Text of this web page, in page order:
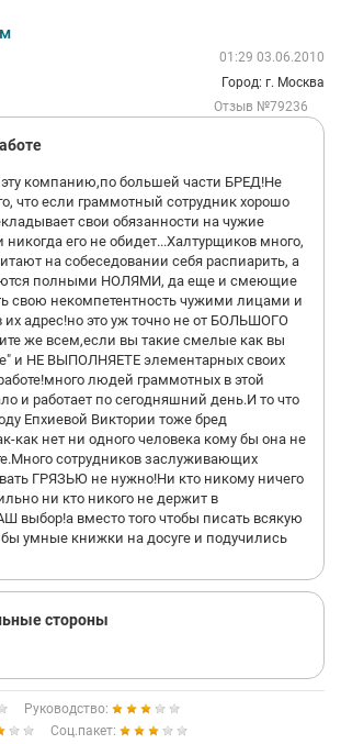
01:29 03.06.2010
Город: г. Москва
Отзыв №79236
эту компанию,по большей части БРЕД!Не
что если граммотный сотрудник хорошо
свои обязанности на чужие
никогда его не обидет...Халтурщиков много,
на собеседовании себя распиарить, а
полными НОЛЯМИ, да еще и смеющие
свою некомпетентность чужими лицами и
адрес!но это уж точно не от БОЛЬШОГО
же всем,если вы такие смелые как вы
и НЕ ВЫПОЛНЯЕТЕ элементарных своих
людей граммотных в этой
и работает по сегодняшний день.И то что
Епхиевой Виктории тоже бред
как нет ни одного человека кому бы она не
сотрудников заслуживающих
ГРЯЗЬЮ не нужно!Ни кто никому ничего
ни кто никого не держит в
выбор!а вместо того чтобы писать всякую
умные книжки на досуге и подучились
стороны
Руководство:
Соц.пакет: